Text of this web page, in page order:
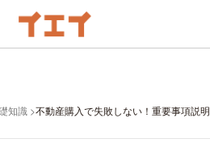
知識 不動産購入で失敗しない！重要事項説